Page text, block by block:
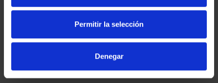
Permitir la selección
Denegar